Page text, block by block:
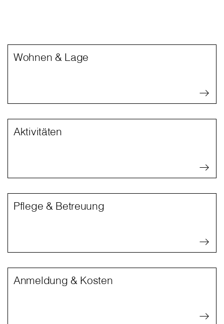
Wohnen & Lage
Aktivitäten
Pflege & Betreuung
Anmeldung & Kosten